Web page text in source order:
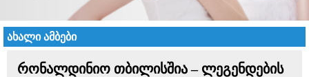
ახალი ამბები
რონალდინიო თბილისშია – ლეგენდების